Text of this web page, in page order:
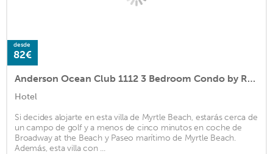
desde
82€
Anderson Ocean Club 1112 3 Bedroom Condo by Redawning
Hotel
Si decides alojarte en esta villa de Myrtle Beach, estarás cerca de
un campo de golf y a menos de cinco minutos en coche de
Broadway at the Beach y Paseo marítimo de Myrtle Beach.
Además, esta villa con ...